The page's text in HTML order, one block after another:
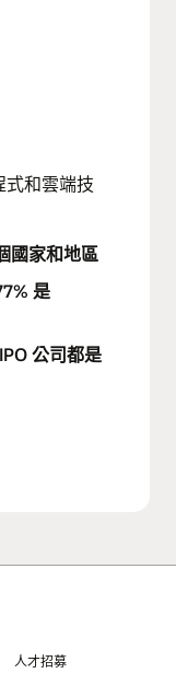
式和雲端技
國家和地區
是
公司都是
人才招募